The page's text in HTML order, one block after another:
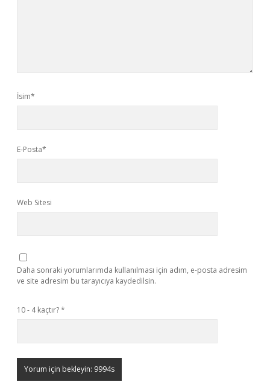
İsim*
E-Posta*
Web Sitesi
Daha sonraki yorumlarımda kullanılması için adım, e-posta adresim
ve site adresim bu tarayıcıya kaydedilsin.
10 - 4 kaçtır?*